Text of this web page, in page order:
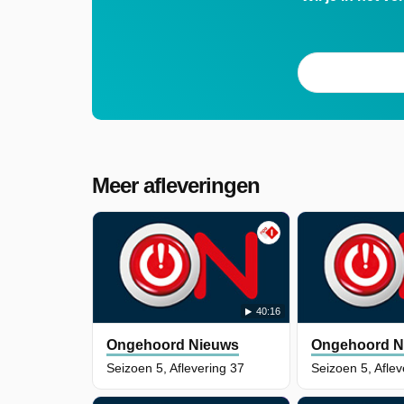
Meer afleveringen
40:16
Ongehoord Nieuws
Seizoen 5, Aflevering 37
Ongehoord
Seizoen 5,